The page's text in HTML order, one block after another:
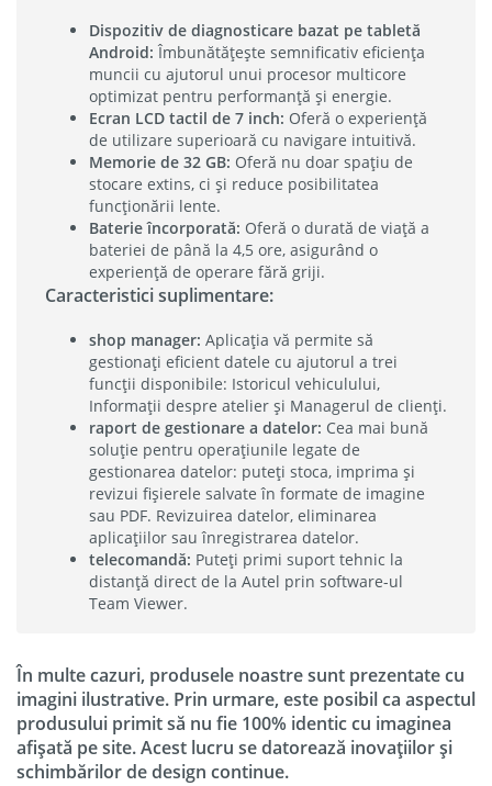
Dispozitiv de diagnosticare bazat pe tabletă
Android: Îmbunătățește semnificativ eficiența
muncii cu ajutorul unui procesor multicore
optimizat pentru performanță și energie.
Ecran LCD tactil de 7 inch: Oferă o experiență
de utilizare superioară cu navigare intuitivă.
Memorie de 32 GB: Oferă nu doar spațiu de
stocare extins, ci și reduce posibilitatea
funcționării lente.
Baterie încorporată: Oferă o durată de viață a
bateriei de până la 4,5 ore, asigurând o
experiență de operare fără griji.
Caracteristici suplimentare:
shop manager: Aplicația vă permite să
gestionați eficient datele cu ajutorul a trei
funcții disponibile: Istoricul vehiculului,
Informații despre atelier și Managerul de clienți.
raport de gestionare a datelor: Cea mai bună
soluție pentru operațiunile legate de
gestionarea datelor: puteți stoca, imprima și
revizui fișierele salvate în formate de imagine
sau PDF. Revizuirea datelor, eliminarea
aplicațiilor sau înregistrarea datelor.
telecomandă: Puteți primi suport tehnic la
distanță direct de la Autel prin software-ul
Team Viewer.
În multe cazuri, produsele noastre sunt prezentate cu
imagini ilustrative. Prin urmare, este posibil ca aspectul
produsului primit să nu fie 100% identic cu imaginea
afișată pe site. Acest lucru se datorează inovațiilor și
schimbărilor de design continue.